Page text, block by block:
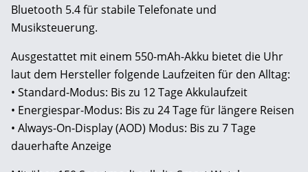
Bluetooth 5.4 für stabile Telefonate und
Musiksteuerung.
Ausgestattet mit einem 550-mAh-Akku bietet die Uhr
laut dem Hersteller folgende Laufzeiten für den Alltag:
• Standard-Modus: Bis zu 12 Tage Akkulaufzeit
• Energiespar-Modus: Bis zu 24 Tage für längere Reisen
• Always-On-Display (AOD) Modus: Bis zu 7 Tage
dauerhafte Anzeige